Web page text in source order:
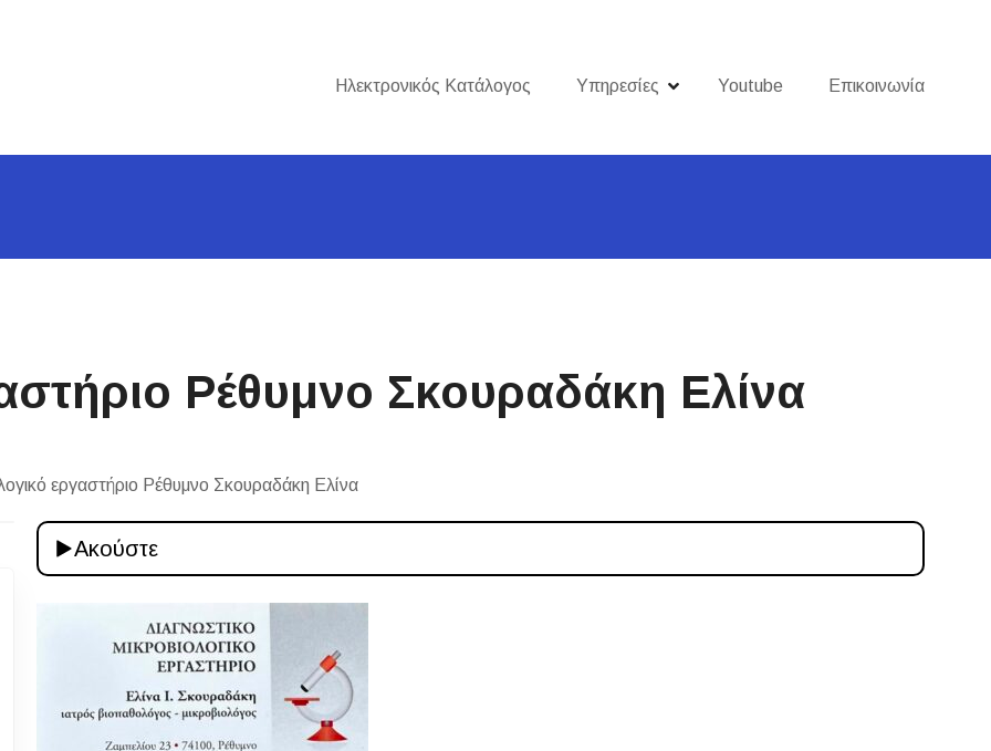
Ηλεκτρονικός Κατάλογος Υπηρεσίες Youtube Επικοινωνία
Ρέθυμνο Σκουραδάκη Ελίνα
εργαστήριο Ρέθυμνο Σκουραδάκη Ελίνα
Ακούστε